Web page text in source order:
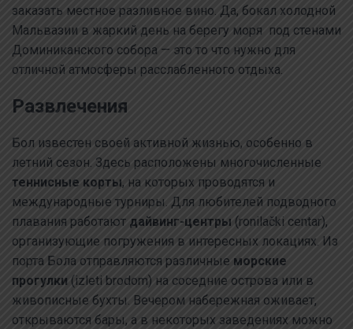
заказать местное разливное вино. Да, бокал холодной
Мальвазии в жаркий день на берегу моря под стенами
Доминиканского собора — это то что нужно для
отличной атмосферы расслабленного отдыха.
Развлечения
Бол известен своей активной жизнью, особенно в
летний сезон. Здесь расположены многочисленные
теннисные корты, на которых проводятся и
международные турниры. Для любителей подводного
плавания работают дайвинг-центры (ronilački centar),
организующие погружения в интересных локациях. Из
порта Бола отправляются различные морские
прогулки (izleti brodom) на соседние острова или в
живописные бухты. Вечером набережная оживает,
открываются бары, а в некоторых заведениях можно